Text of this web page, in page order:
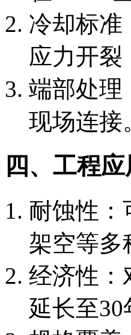
冷却标
应力开裂
端部处理
现场连接
四、工程
耐蚀性：
架空等多
经济性：
延长至30